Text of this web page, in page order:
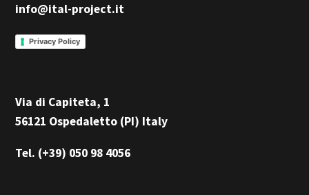
info@ital-project.it
Privacy Policy
Via di Capiteta, 1
56121 Ospedaletto (PI) Italy
Tel. (+39) 050 98 4056